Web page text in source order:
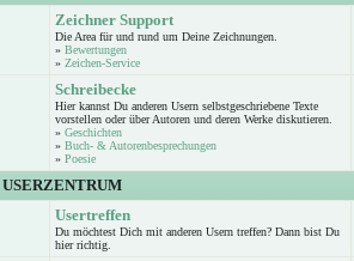
Zeichner Support
Die Area für und rund um Deine Zeichnungen.
» Bewertungen
» Zeichen-Service
Schreibecke
Hier kannst Du anderen Usern selbstgeschriebene Texte
vorstellen oder über Autoren und deren Werke diskutieren.
» Geschichten
» Buch- & Autorenbesprechungen
» Poesie
USERZENTRUM
Usertreffen
Du möchtest Dich mit anderen Usern treffen? Dann bist Du
hier richtig.